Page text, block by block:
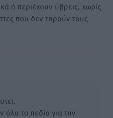
ή περιέχουν ύβρεις, χωρίς
που δεν τηρούν τους
τα πεδία για την